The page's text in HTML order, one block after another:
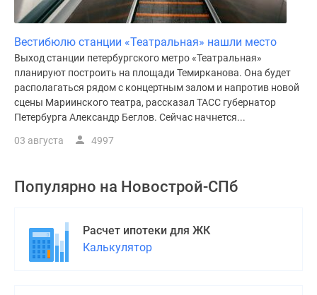
Вестибюлю станции «Театральная» нашли место
Выход станции петербургского метро «Театральная»
планируют построить на площади Темирканова. Она будет
располагаться рядом с концертным залом и напротив новой
сцены Мариинского театра, рассказал ТАСС губернатор
Петербурга Александр Беглов. Сейчас начнется...
03 августа 4997
Популярно на Новострой-СПб
Расчет ипотеки для ЖК
Калькулятор